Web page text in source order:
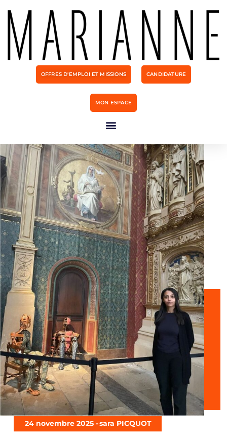
OFFRES D'EMPLOI ET MISSIONS CANDIDATURE
MON ESPACE
24 novembre 2025 -sara PICQUOT